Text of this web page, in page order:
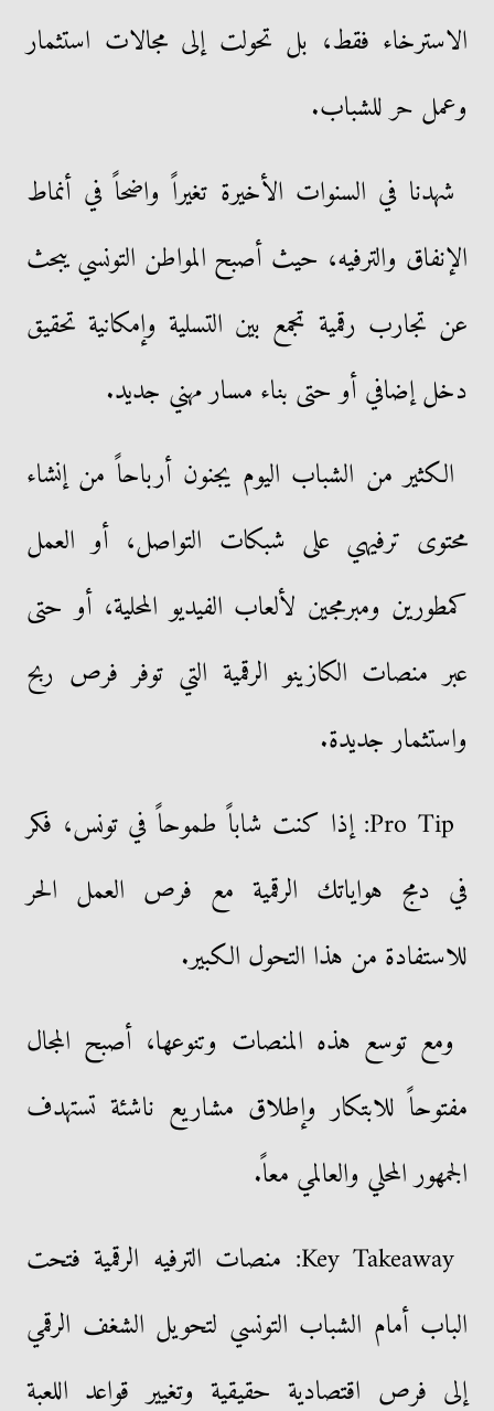
الاسترخاء فقط، بل تحولت إلى مجالات استثمار
وعمل حر للشباب.
شهدنا في السنوات الأخيرة تغيراً واضحاً في أنماط
الإنفاق والترفيه، حيث أصبح المواطن التونسي يبحث
عن تجارب رقمية تجمع بين التسلية وإمكانية تحقيق
دخل إضافي أو حتى بناء مسار مهني جديد.
الكثير من الشباب اليوم يجنون أرباحاً من إنشاء
محتوى ترفيهي على شبكات التواصل، أو العمل
كمطورين ومبرمجين لألعاب الفيديو المحلية، أو حتى
عبر منصات الكازينو الرقمية التي توفر فرص ربح
واستثمار جديدة.
Pro Tip: إذا كنت شاباً طموحاً في تونس، فكر
في دمج هواياتك الرقمية مع فرص العمل الحر
للاستفادة من هذا التحول الكبير.
ومع توسع هذه المنصات وتنوعها، أصبح المجال
مفتوحاً للابتكار وإطلاق مشاريع ناشئة تستهدف
الجمهور المحلي والعالمي معاً.
Key Takeaway: منصات الترفيه الرقمية فتحت
الباب أمام الشباب التونسي لتحويل الشغف الرقمي
إلى فرص اقتصادية حقيقية وتغيير قواعد اللعبة